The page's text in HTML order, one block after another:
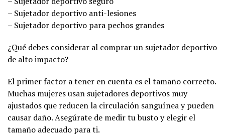
– Sujetador deportivo anti-lesiones
– Sujetador deportivo para pechos grandes
¿Qué debes considerar al comprar un sujetador deportivo
de alto impacto?
El primer factor a tener en cuenta es el tamaño correcto.
Muchas mujeres usan sujetadores deportivos muy
ajustados que reducen la circulación sanguínea y pueden
causar daño. Asegúrate de medir tu busto y elegir el
tamaño adecuado para ti.